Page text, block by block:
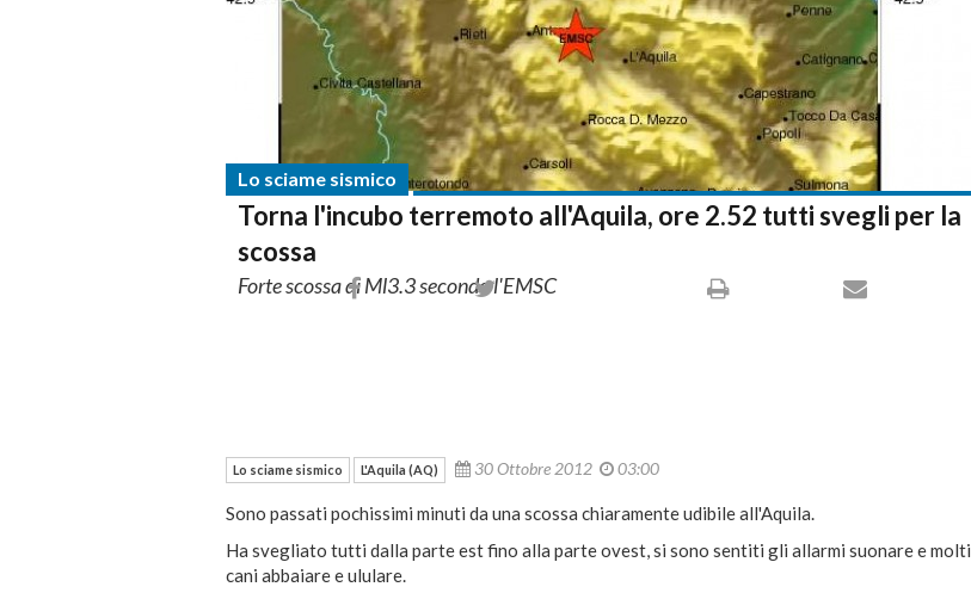
Lo sciame sismico
Torna l'incubo terremoto all'Aquila, ore 2.52 tutti svegli per la
scossa
Forte scossa di Ml3.3 secondo l'EMSC
Lo sciame sismico L'Aquila (AQ) 30 Ottobre 2012 03:00
Sono passati pochissimi minuti da una scossa chiaramente udibile all'Aquila.
Ha svegliato tutti dalla parte est fino alla parte ovest, si sono sentiti gli allarmi suonare e molti
cani abbaiare e ululare.